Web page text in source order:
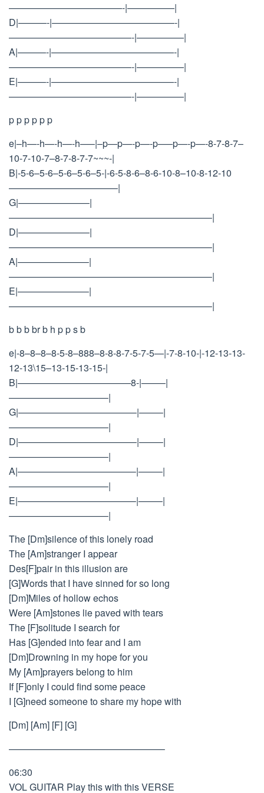
————————————-|—————|
D|———-|—————————————-|
—————————————-|—————|
A|———-|—————————————-|
—————————————-|—————|
E|———-|—————————————-|
—————————————-|—————|
p p p p p p
e|–h—-h—-h—-h—–|–p—p—-p—-p—–p—-p—-8-7-8-7–
10-7-10-7–8-7-8-7-7~~~-|
B|-5-6–5-6–5-6–5-6–5-|-6-5-8-6–8-6-10-8–10-8-12-10
———————————–|
G|———————–|
—————————————————————–|
D|———————–|
—————————————————————–|
A|———————–|
—————————————————————–|
E|———————–|
—————————————————————–|
b b b br b h p p s b
e|-8–8–8–8-5-8–888–8-8-8-7-5-7-5—|-7-8-10-|-12-13-13-
12-13\15–13-15-13-15-|
B|————————————8-|——–|
——————————–|
G|————————————–|——–|
——————————–|
D|————————————–|——–|
——————————–|
A|————————————–|——–|
——————————–|
E|————————————–|——–|
——————————–|
The [Dm]silence of this lonely road
The [Am]stranger I appear
Des[F]pair in this illusion are
[G]Words that I have sinned for so long
[Dm]Miles of hollow echos
Were [Am]stones lie paved with tears
The [F]solitude I search for
Has [G]ended into fear and I am
[Dm]Drowning in my hope for you
My [Am]prayers belong to him
If [F]only I could find some peace
I [G]need someone to share my hope with
[Dm] [Am] [F] [G]
————————————————–
06:30
VOL GUITAR Play this with this VERSE